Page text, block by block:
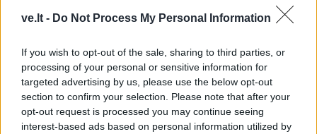
ve.lt - Do Not Process My Personal Information
If you wish to opt-out of the sale, sharing to third parties, or
processing of your personal or sensitive information for
targeted advertising by us, please use the below opt-out
section to confirm your selection. Please note that after your
opt-out request is processed you may continue seeing
interest-based ads based on personal information utilized by
Krepšinio čempionato
organizavimui - 0,4 mln.
eurų(1)
„Dragūnas“ sulaukė
pastiprinimo: į Klaipėdą
atvyksta Sakartvelo
rinktinės narys